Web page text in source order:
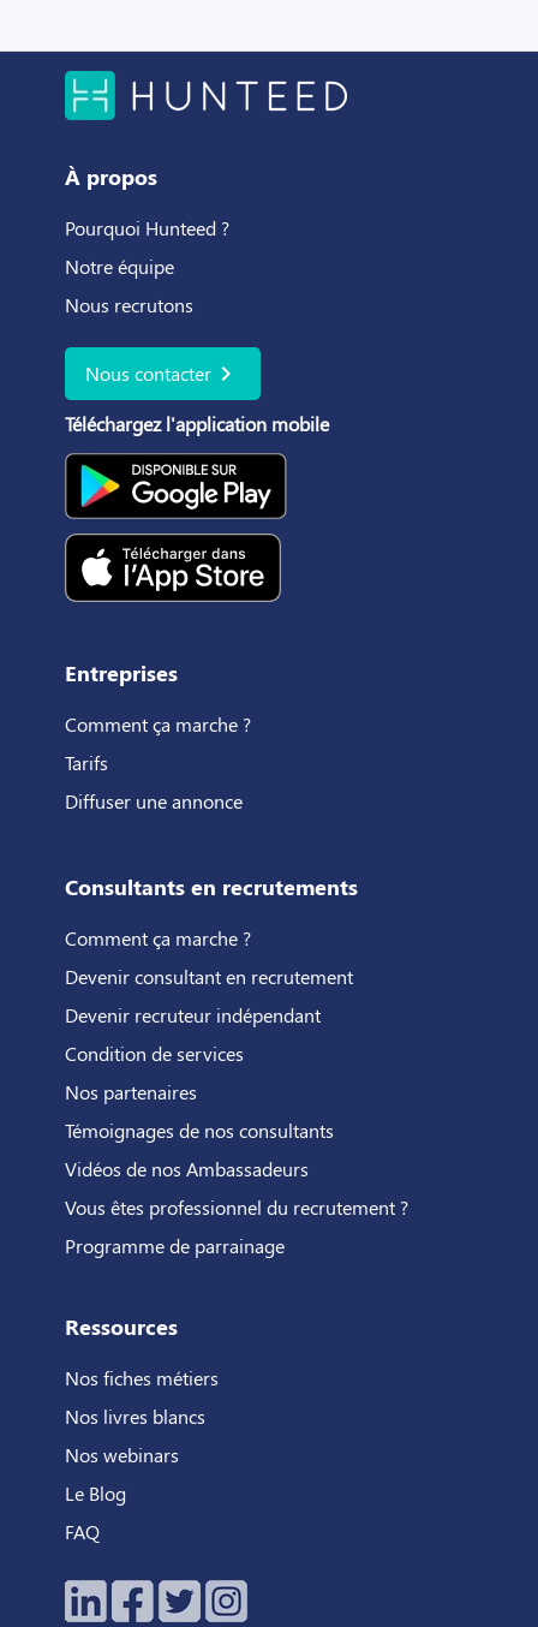
À propos
Pourquoi Hunteed ?
Notre équipe
Nous recrutons
Nous contacter chevron_right
Téléchargez l'application mobile
Entreprises
Comment ça marche ?
Tarifs
Diffuser une annonce
Consultants en recrutements
Comment ça marche ?
Devenir consultant en recrutement
Devenir recruteur indépendant
Condition de services
Nos partenaires
Témoignages de nos consultants
Vidéos de nos Ambassadeurs
Vous êtes professionnel du recrutement ?
Programme de parrainage
Ressources
Nos fiches métiers
Nos livres blancs
Nos webinars
Le Blog
FAQ